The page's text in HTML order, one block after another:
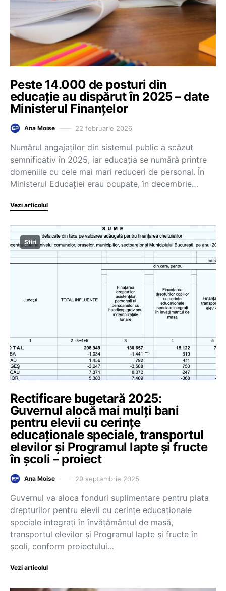
Peste 14.000 de posturi din
educație au dispărut în 2025 – date
Ministerul Finanțelor
Ana Moise 22 februarie 2026
Numărul angajaților din sistemul public a scăzut
semnificativ în 2025, iar educația se numără printre
domeniile cu cele mai mari reduceri de personal. În
Ministerul Educației erau ocupate, în decembrie…
Vezi articolul
Știri
Rectificare bugetară 2025:
Guvernul alocă mai mulți bani
pentru elevii cu cerințe
educaționale speciale, transportul
elevilor și Programul lapte și fructe
în școli – proiect
Ana Moise 29 septembrie 2025
Guvernul va aloca fonduri suplimentare pentru plata
drepturilor pentru elevii cu cerințe educaționale
speciale integrați în învățământul de masă,
transportul elevilor și Programul lapte și fructe în
școli, conform proiectului…
Vezi articolul